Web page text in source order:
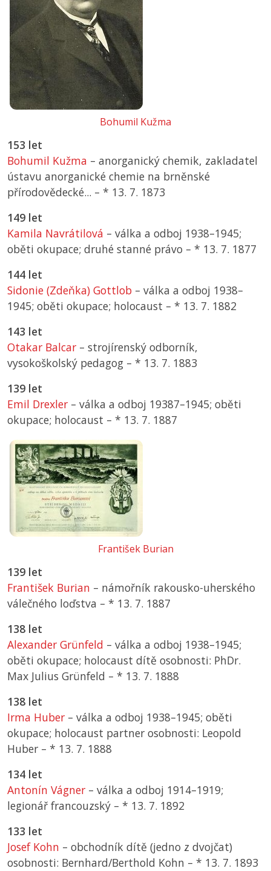
Bohumil Kužma
153 let
Bohumil Kužma – anorganický chemik, zakladatel
ústavu anorganické chemie na brněnské
přírodovědecké... – * 13. 7. 1873
149 let
Kamila Navrátilová – válka a odboj 1938–1945;
oběti okupace; druhé stanné právo – * 13. 7. 1877
144 let
Sidonie (Zdeňka) Gottlob – válka a odboj 1938–
1945; oběti okupace; holocaust – * 13. 7. 1882
143 let
Otakar Balcar – strojírenský odborník,
vysokoškolský pedagog – * 13. 7. 1883
139 let
Emil Drexler – válka a odboj 19387–1945; oběti
okupace; holocaust – * 13. 7. 1887
František Burian
139 let
František Burian – námořník rakousko-uherského
válečného loďstva – * 13. 7. 1887
138 let
Alexander Grünfeld – válka a odboj 1938–1945;
oběti okupace; holocaust dítě osobnosti: PhDr.
Max Julius Grünfeld – * 13. 7. 1888
138 let
Irma Huber – válka a odboj 1938–1945; oběti
okupace; holocaust partner osobnosti: Leopold
Huber – * 13. 7. 1888
134 let
Antonín Vágner – válka a odboj 1914–1919;
legionář francouzský – * 13. 7. 1892
133 let
Josef Kohn – obchodník dítě (jedno z dvojčat)
osobnosti: Bernhard/Berthold Kohn – * 13. 7. 1893